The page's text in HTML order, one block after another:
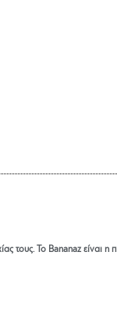
τους. Το Bananaz είναι